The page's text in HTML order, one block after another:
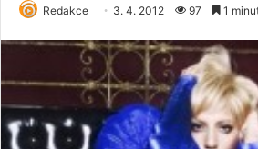
Redakce 3. 4. 2012 97 1